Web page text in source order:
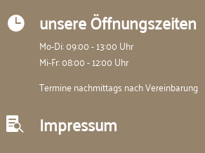
 unsere Öffnungszeiten
Mo-Di: 09:00 - 13:00 Uhr
Mi-Fr: 08:00 - 12:00 Uhr
Termine nachmittags nach Vereinbarung
 Impressum